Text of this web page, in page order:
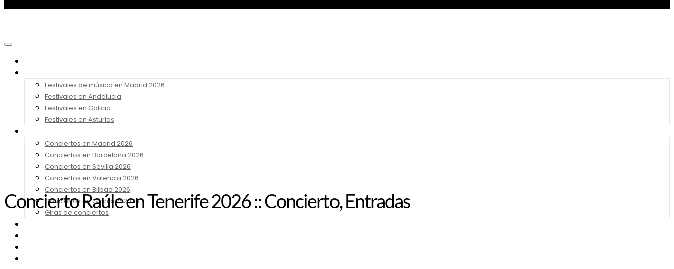
Festivales de música en Madrid 2026
Festivales en Andalucia
Festivales en Galicia
Festivales en Asturias
Conciertos en Madrid 2026
Conciertos en Barcelona 2026
Conciertos en Sevilla 2026
Conciertos en Valencia 2026
Conciertos en Bilbao 2026
Conciertos en Granada 2026
Giras de conciertos
Concierto Raúle en Tenerife 2026 :: Concierto, Entradas